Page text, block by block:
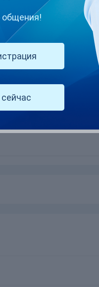
за создание таких тем,
нами, иначе будут
общения!